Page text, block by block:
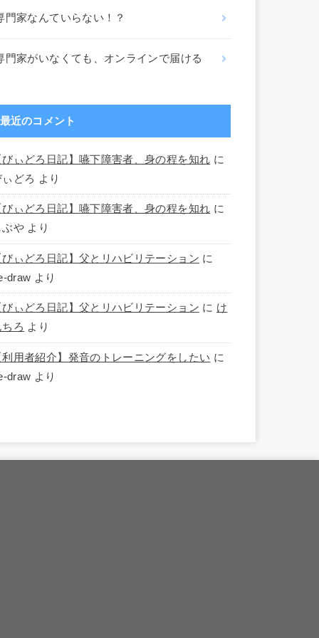
門家なんていらない！？
門家がいなくても、オンラインで届ける
最近のコメント
びぃどろ日記】嚥下障害者、身の程を知れ に
ぃどろ より
びぃどろ日記】嚥下障害者、身の程を知れ に
ぶや より
びぃどろ日記】父とリハビリテーション に
draw より
びぃどろ日記】父とリハビリテーション に け
ちろ より
利用者紹介】発音のトレーニングをしたい に
draw より